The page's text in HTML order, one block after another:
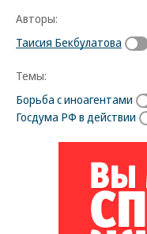
Авторы:
Таисия Бекбулатова
Темы:
Борьба с иноагентами
Госдума РФ в действии